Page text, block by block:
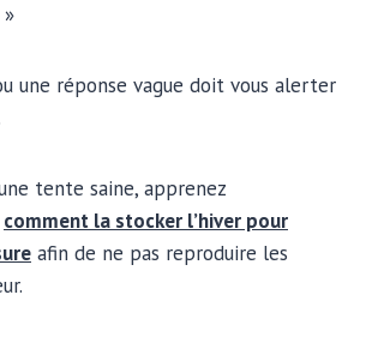
une réponse vague doit vous alerter
tente saine, apprenez
comment la stocker l’hiver pour
afin de ne pas reproduire les